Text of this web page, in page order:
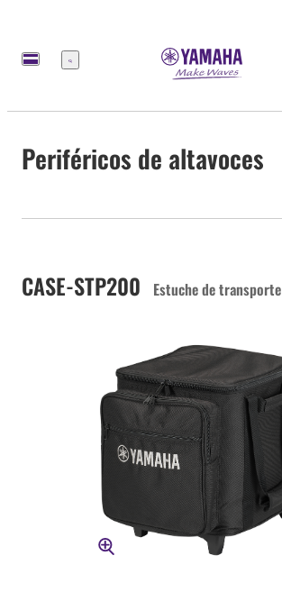
Menú
Periféricos de altavoces
CASE-STP200 Estuche de transporte